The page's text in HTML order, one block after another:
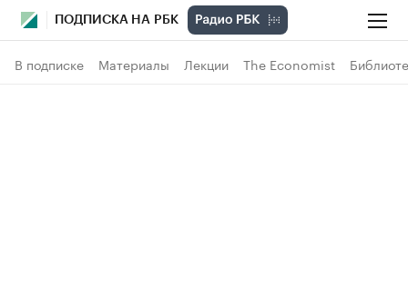
ПОДПИСКА НА РБК
В подписке Материалы Лекции The Economist